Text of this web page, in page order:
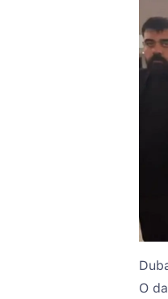
O